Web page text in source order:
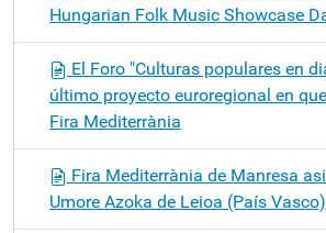
Hungarian Folk Music Showcase
El Foro "Culturas populares en
último proyecto euroregional en
Fira Mediterrània
Fira Mediterrània de Manresa
Umore Azoka de Leioa (País Vasco)